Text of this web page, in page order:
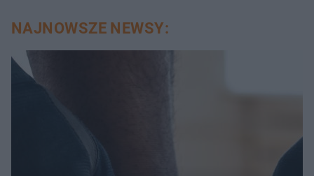
NAJNOWSZE NEWSY: